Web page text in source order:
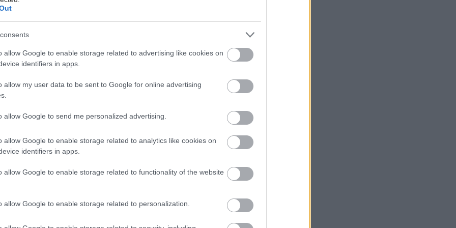
allow Google to enable storage related to advertising like cookies on
identifiers in apps.
allow my user data to be sent to Google for online advertising
allow Google to send me personalized advertising.
allow Google to enable storage related to analytics like cookies on
identifiers in apps.
allow Google to enable storage related to functionality of the website
allow Google to enable storage related to personalization.
για τους λάτρεις της ιστορίας, της τέχνης και της
αρχιτεκτονικής. Η πόλη διαθέτει εξαιρετικό δίκτυο μεταφορών,
δρόμους και εντυπωσιακά κτίρια κλασικής, μπαρόκ και
περιήγηση από την πλατεία του Αγίου Στεφάνου, μπορείς να
ναό με το επιβλητικό κωδωνοστάσιο και την πολύχρωμη
οι πεζόδρομοι Graben και Kartner Strasse προσφέρονται για
στα φημισμένα καφέ της περιοχής.
το Αυτοκρατορικό Παλάτι Hofburg εντυπωσιάζει με την
ενώ οι κήποι Volksgarten προσφέρουν στιγμές χαλάρωσης